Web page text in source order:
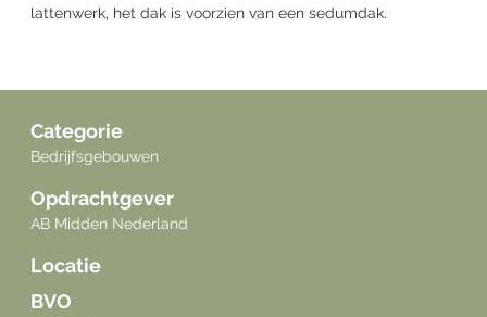
lattenwerk, het dak is voorzien van een sedumdak.
Categorie
Bedrijfsgebouwen
Opdrachtgever
AB Midden Nederland
Locatie
BVO